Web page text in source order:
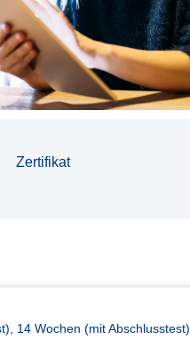
Zertifikat
14 Wochen (mit Abschlusstest)